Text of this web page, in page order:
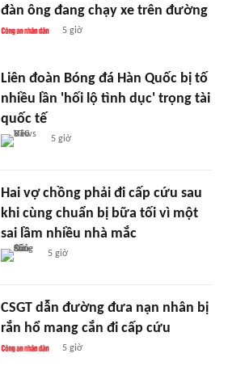
đàn ông đang chạy xe trên đường
5 giờ
Liên đoàn Bóng đá Hàn Quốc bị tố
nhiều lần 'hối lộ tình dục' trọng tài
quốc tế
5 giờ
Hai vợ chồng phải đi cấp cứu sau
khi cùng chuẩn bị bữa tối vì một
sai lầm nhiều nhà mắc
5 giờ
CSGT dẫn đường đưa nạn nhân bị
rắn hổ mang cắn đi cấp cứu
5 giờ